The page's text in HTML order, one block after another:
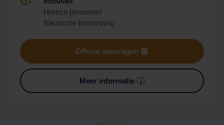
Horeca personeel
Nautische bemanning
Offerte aanvragen
Meer informatie